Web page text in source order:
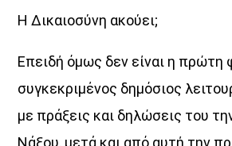
Η Δικαιοσύνη ακούει;
Επειδή όμως δεν είναι η πρώτη
συγκεκριμένος δημόσιος
με πράξεις και δηλώσεις του
Νάξου, μετά και από αυτή την